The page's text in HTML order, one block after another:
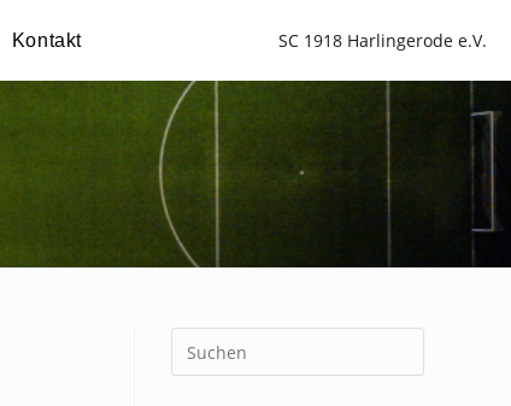
SC 1918 Harlingerode e.V.
Kontakt